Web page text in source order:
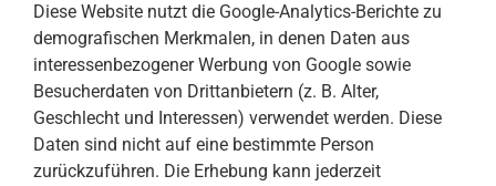
Diese Website nutzt die Google-Analytics-Berichte zu
demografischen Merkmalen, in denen Daten aus
interessenbezogener Werbung von Google sowie
Besucherdaten von Drittanbietern (z. B. Alter,
Geschlecht und Interessen) verwendet werden. Diese
Daten sind nicht auf eine bestimmte Person
zurückzuführen. Die Erhebung kann jederzeit